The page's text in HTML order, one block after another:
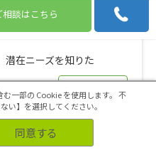
の商機を探りたい
ユーザビリティを把握し
在ニーズを知りた
> 詳しく見る
相談はこちら
一部の Cookie を使用します。 不
い】を選択してください。
同意する